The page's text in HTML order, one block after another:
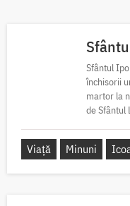
Sfântul
închisorii
martor la
de Sfântul
Viață Minuni